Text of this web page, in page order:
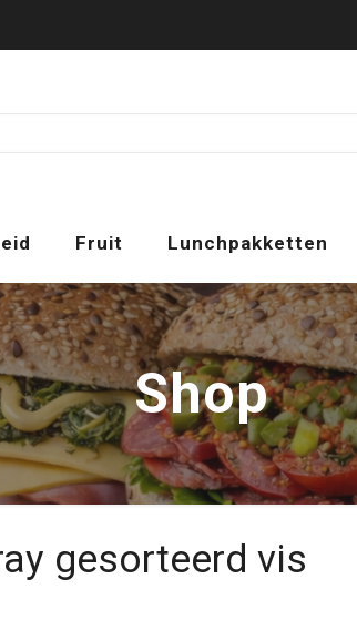
Fruit Lunchpakketten
Shop
gesorteerd vis